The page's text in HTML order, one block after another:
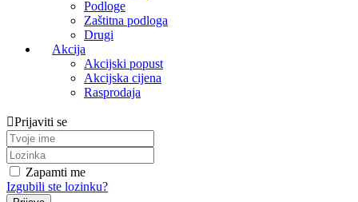
Podloge
Zaštitna podloga
Drugi
Akcija
Akcijski popust
Akcijska cijena
Rasprodaja
Prijaviti se
Zapamti me
Izgubili ste lozinku?